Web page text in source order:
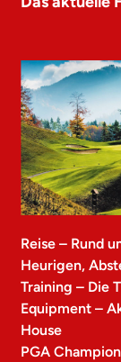
Reise – Rund
Heurigen,
Training – Die
Equipment –
House
PGA